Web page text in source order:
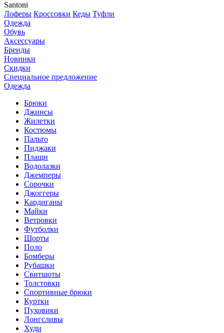
Santoni
Лоферы Кроссовки Кеды Туфли
Одежда
Обувь
Аксессуары
Бренды
Новинки
Скидки
Специальное предложение
Одежда
Брюки
Джинсы
Жилетки
Костюмы
Пальто
Пиджаки
Плащи
Водолазки
Джемперы
Сорочки
Джоггеры
Кардиганы
Майки
Ветровки
Футболки
Шорты
Поло
Бомберы
Рубашки
Свитшоты
Толстовки
Спортивные брюки
Куртки
Пуховики
Лонгсливы
Худи